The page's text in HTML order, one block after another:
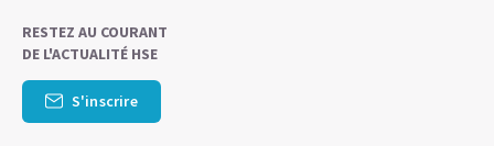
RESTEZ AU COURANT
DE L'ACTUALITÉ HSE
S'inscrire